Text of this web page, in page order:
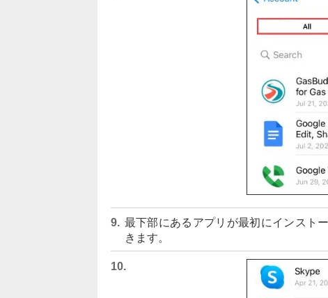
最下部にあるアプリが最初にインスト
きます。